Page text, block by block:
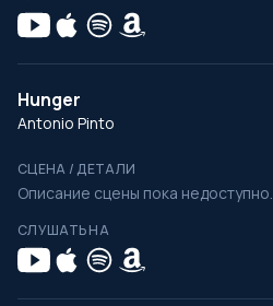
Hunger
Antonio Pinto
СЦЕНА / ДЕТАЛИ
Описание сцены пока недоступно.
СЛУШАТЬ НА